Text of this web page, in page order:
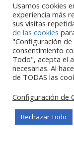
Financiado por la
embargo, los
opiniones
no reflejan
la Unión Europea o
la Comisión
consideradas
Usamos cookies
experiencia más
sus visitas
de las cookies
"Configuración
consentimiento
Todo", acepta el
necesarias. Al
de TODAS las
Configuración de
Rechazar Todo